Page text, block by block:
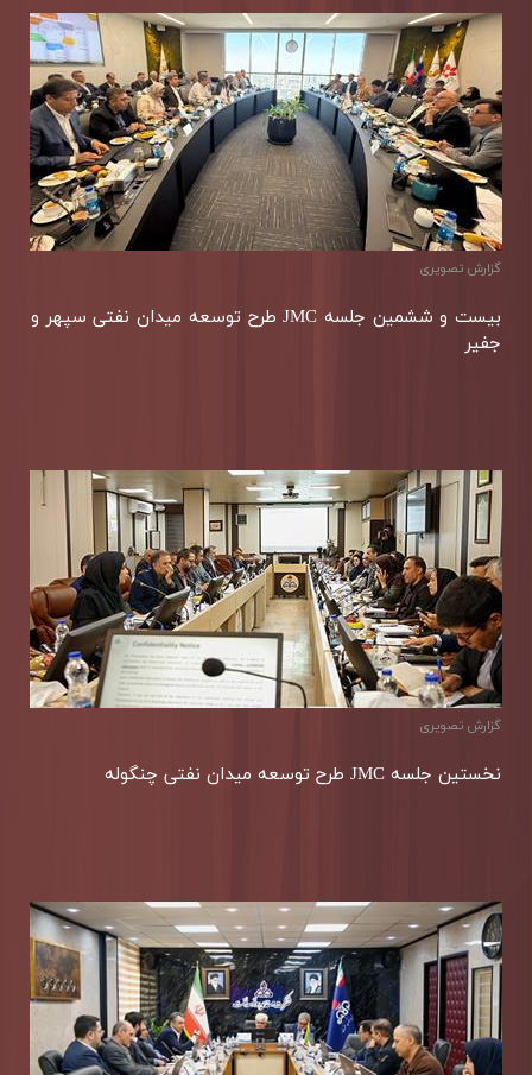
گزارش تصویری
بیست و ششمین جلسه JMC طرح توسعه میدان نفتی سپهر و
جفیر
گزارش تصویری
نخستین جلسه JMC طرح توسعه میدان نفتی چنگوله